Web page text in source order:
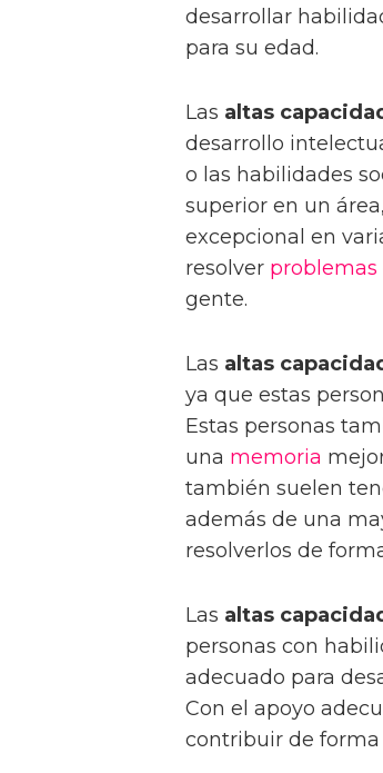
desarrollar
para su edad.
Las altas
desarrollo
o las habilidades
superior en un
excepcional en
resolver problemas
gente.
Las altas
ya que estas
Estas personas
una memoria
también suelen
además de una
resolverlos de
Las altas
personas con
adecuado para
Con el apoyo
contribuir de forma